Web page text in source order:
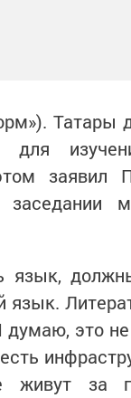
Татары
заявил
язык,
язык.
думаю, это
за